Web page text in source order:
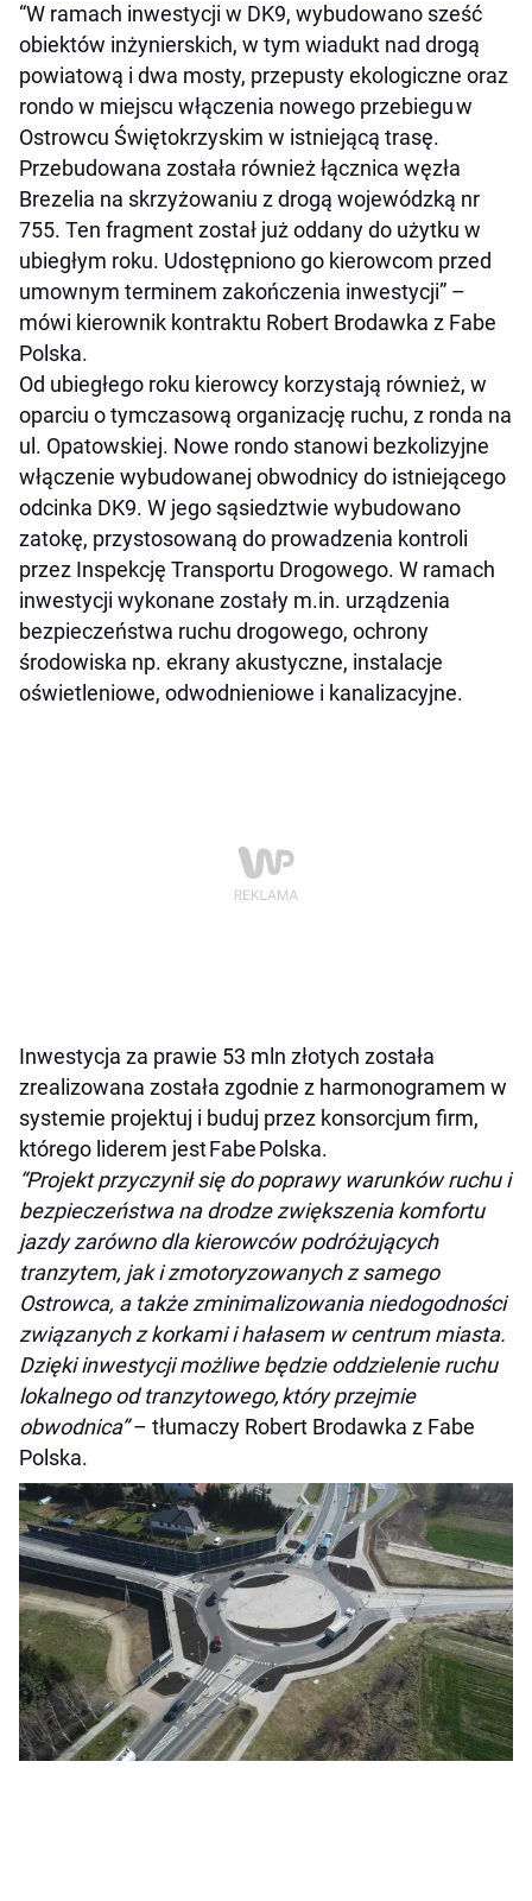
“W ramach inwestycji w DK9, wybudowano sześć
obiektów inżynierskich, w tym wiadukt nad drogą
powiatową i dwa mosty, przepusty ekologiczne oraz
rondo w miejscu włączenia nowego przebiegu w
Ostrowcu Świętokrzyskim w istniejącą trasę.
Przebudowana została również łącznica węzła
Brezelia na skrzyżowaniu z drogą wojewódzką nr
755. Ten fragment został już oddany do użytku w
ubiegłym roku. Udostępniono go kierowcom przed
umownym terminem zakończenia inwestycji” –
mówi kierownik kontraktu Robert Brodawka z Fabe
Polska.
Od ubiegłego roku kierowcy korzystają również, w
oparciu o tymczasową organizację ruchu, z ronda na
ul. Opatowskiej. Nowe rondo stanowi bezkolizyjne
włączenie wybudowanej obwodnicy do istniejącego
odcinka DK9. W jego sąsiedztwie wybudowano
zatokę, przystosowaną do prowadzenia kontroli
przez Inspekcję Transportu Drogowego. W ramach
inwestycji wykonane zostały m.in. urządzenia
bezpieczeństwa ruchu drogowego, ochrony
środowiska np. ekrany akustyczne, instalacje
oświetleniowe, odwodnieniowe i kanalizacyjne.
Inwestycja za prawie 53 mln złotych została
zrealizowana została zgodnie z harmonogramem w
systemie projektuj i buduj przez konsorcjum firm,
którego liderem jest Fabe Polska.
“Projekt przyczynił się do poprawy warunków ruchu i
bezpieczeństwa na drodze zwiększenia komfortu
jazdy zarówno dla kierowców podróżujących
tranzytem, jak i zmotoryzowanych z samego
Ostrowca, a także zminimalizowania niedogodności
związanych z korkami i hałasem w centrum miasta.
Dzięki inwestycji możliwe będzie oddzielenie ruchu
lokalnego od tranzytowego, który przejmie
obwodnica”– tłumaczy Robert Brodawka z Fabe
Polska.